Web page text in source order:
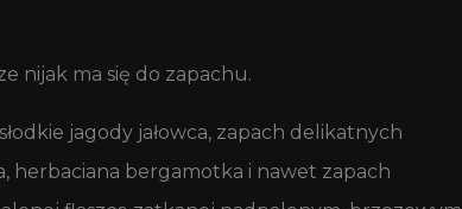
nijak ma się do zapachu.
jagody jałowca, zapach delikatnych
herbaciana bergamotka i nawet zapach